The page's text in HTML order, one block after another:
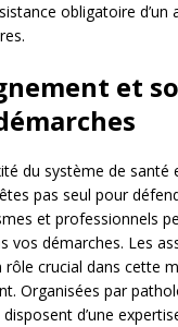
obligatoire
et
du système de santé
pas seul pour
et professionnels
vos démarches. Les
crucial dans cette
Organisées par
d’une